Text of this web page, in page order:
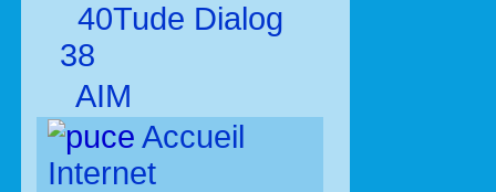
40Tude Dialog
38
AIM
Accueil
Internet